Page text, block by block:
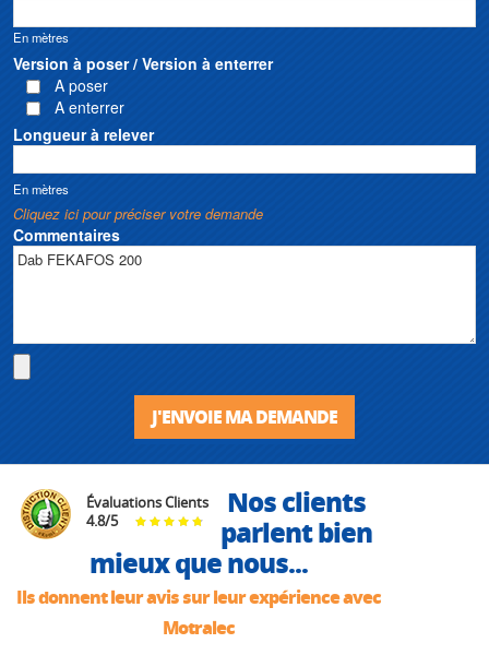
En mètres
Version à poser / Version à enterrer
A poser
A enterrer
Longueur à relever
En mètres
Cliquez ici pour préciser votre demande
Commentaires
J'ENVOIE MA DEMANDE
Évaluations Clients
4.8/5
Nos clients
parlent bien
mieux que nous...
Ils donnent leur avis sur leur expérience avec
Motralec